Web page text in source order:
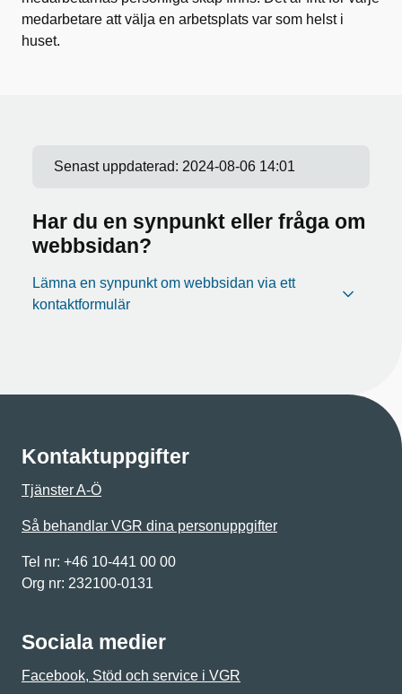
medarbetare att välja en arbetsplats var som helst i
huset.
Senast uppdaterad: 2024-08-06 14:01
Har du en synpunkt eller fråga om
webbsidan?
Lämna en synpunkt om webbsidan via ett
kontaktformulär
Kontaktuppgifter
Tjänster A-Ö
Så behandlar VGR dina personuppgifter
Tel nr: +46 10-441 00 00
Org nr: 232100-0131
Sociala medier
Facebook, Stöd och service i VGR